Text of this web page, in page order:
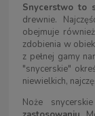
Snycerstwo to
drewnie.
obejmuje
zdobienia w
z pełnej gamy
"snycerskie"
niewielkich,
Noże